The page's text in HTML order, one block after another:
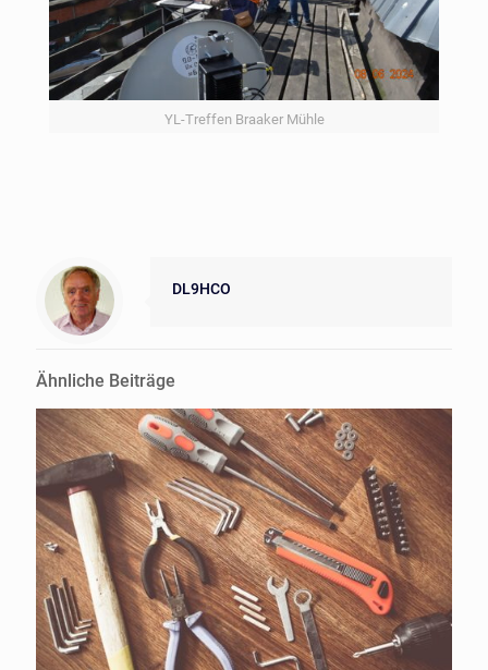
YL-Treffen Braaker Mühle
DL9HCO
Ähnliche Beiträge